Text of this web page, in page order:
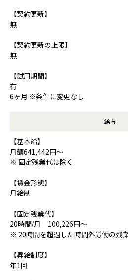
【契約更新】
無
【契約更新の上限】
無
【試用期間】
有
6ヶ月 ※条件に変更なし
給与
【基本給】
月額641,442円～
※ 固定残業代は除く
【賃金形態】
月給制
【固定残業代】
20時間/月 100,226円～
※ 20時間を超過した時間外労働の残
【昇給制度】
年1回